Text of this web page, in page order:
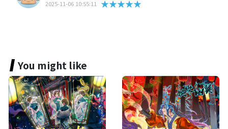
2025-11-06 10:55:11 ★★★★★
You might like